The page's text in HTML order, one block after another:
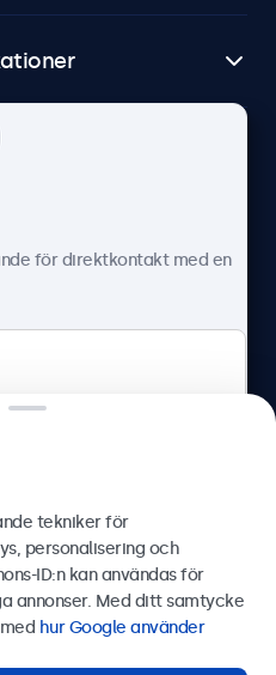
111 22, Sverige
för direktkontakt med en
tekniker för
personalisering och
ID:n kan användas för
annonser. Med ditt samtycke
hur Google använder